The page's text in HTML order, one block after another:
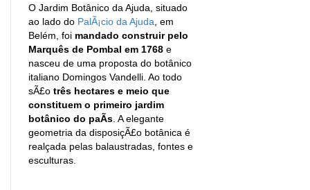
O Jardim Botânico da Ajuda, situado
ao lado do PalÃ¡cio da Ajuda , em
Belém, foi mandado construir pelo
Marquês de Pombal em 1768 e
nasceu de uma proposta do botânico
italiano Domingos Vandelli. Ao todo
sÃ£o três hectares e meio que
constituem o primeiro jardim
botânico do paÃ­s . A elegante
geometria da disposiçÃ£o botânica é
realçada pelas balaustradas, fontes e
esculturas.